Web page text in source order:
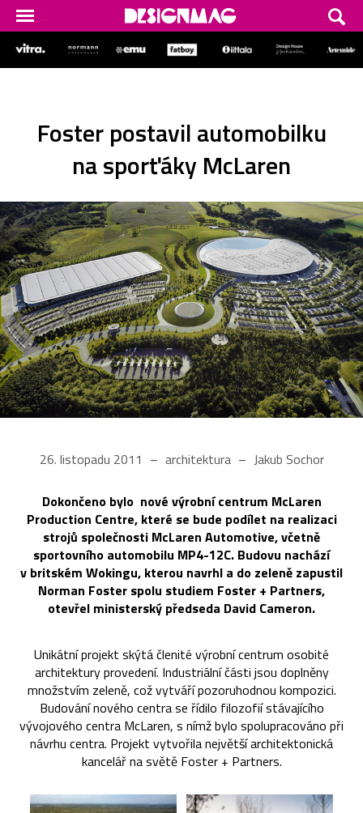
Foster postavil automobilku
na sporťáky McLaren
26. listopadu 2011 architektura Jakub Sochor
Dokončeno bylo nové výrobní centrum McLaren
Production Centre, které se bude podílet na realizaci
strojů společnosti McLaren Automotive, včetně
sportovního automobilu MP4-12C. Budovu nachází
v britském Wokingu, kterou navrhl a do zeleně zapustil
Norman Foster spolu studiem Foster + Partners,
otevřel ministerský předseda David Cameron.
Unikátní projekt skýtá členité výrobní centrum osobité
architektury provedení. Industriální části jsou doplněny
množstvím zeleně, což vytváří pozoruhodnou kompozici.
Budování nového centra se řídilo filozofií stávajícího
vývojového centra McLaren, s nímž bylo spolupracováno při
návrhu centra. Projekt vytvořila největší architektonická
kancelář na světě Foster + Partners.